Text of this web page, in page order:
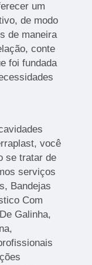
um
de modo
de maneira
conte
foi fundada
você
se tratar de
serviços
Bandejas
Com
Galinha,